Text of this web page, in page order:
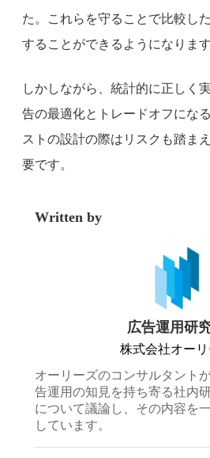
た。これらを守ることで比較し
することができるようになります
しかしながら、統計的に正しく
告の最適化とトレードオフにな
ストの設計の際はリスクも踏ま
要です。
Written by
広告運用研
株式会社オー
オーリーズのコンサルタント
告運用の知見を持ち寄る社内
について議論し、その内容を
しています。